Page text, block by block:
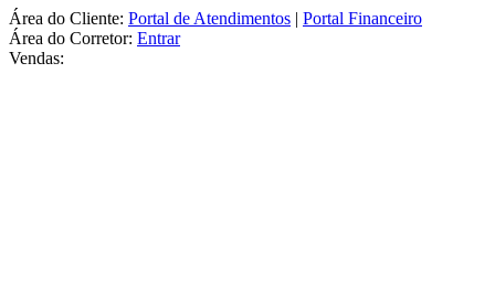
Área do Cliente: Portal de Atendimentos | Portal Financeiro
Área do Corretor: Entrar
Vendas: